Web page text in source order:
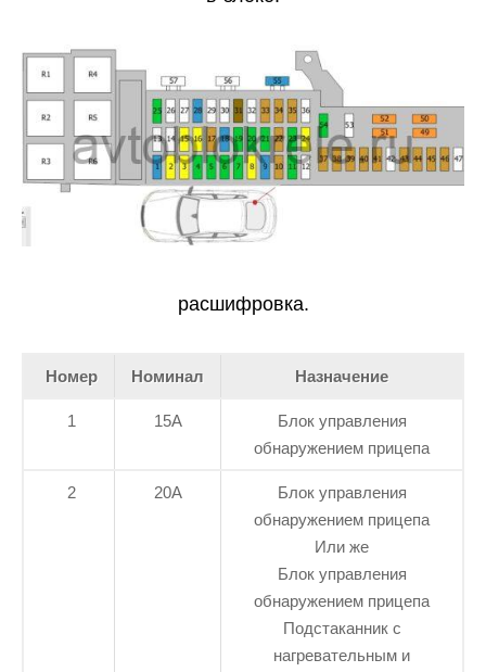
расшифровка.
Номер Номинал Назначение
1 15А
Блок управления
обнаружением прицепа
2 20А
Блок управления
обнаружением прицепа
Или же
Блок управления
обнаружением прицепа
Подстаканник с
нагревательным и